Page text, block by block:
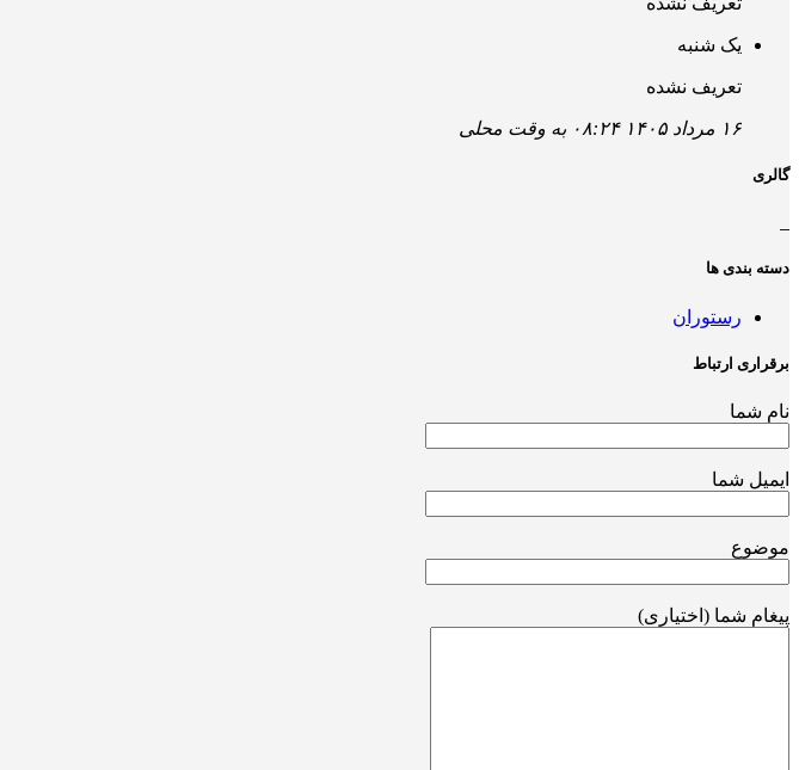
یک شنبه
تعریف نشده
۱۶ مرداد ۱۴۰۵ ۰۸:۲۴ به وقت محلی
گالری
دسته بندی ها
رستوران
برقراری ارتباط
نام شما
ایمیل شما
موضوع
پیغام شما (اختیاری)